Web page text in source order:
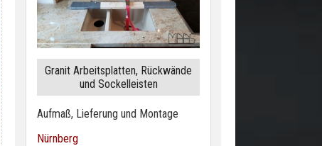
Granit Arbeitsplatten, Rückwände
und Sockelleisten
Aufmaß, Lieferung und Montage
Nürnberg